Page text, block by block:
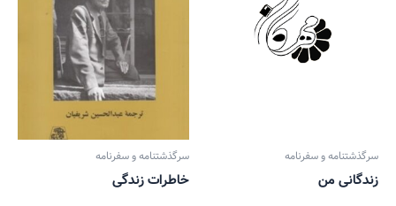
سرگذشتنامه و سفرنامه
زندگانی من
سرگذشتنامه و سفرنامه
خاطرات زندگی